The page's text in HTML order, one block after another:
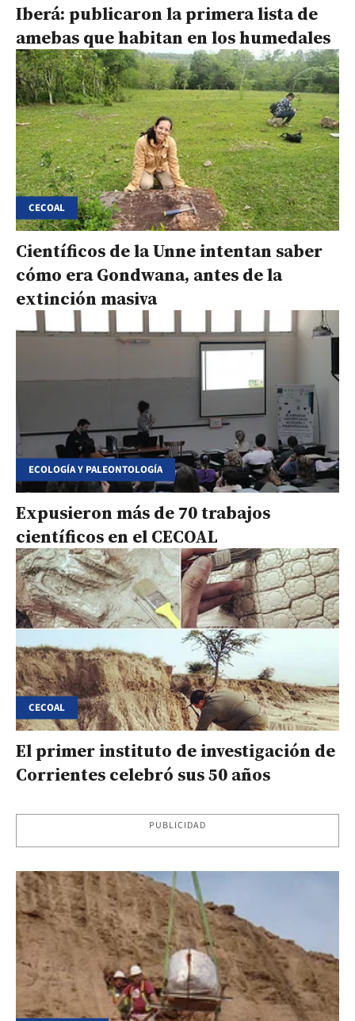
Iberá: publicaron la primera lista de
amebas que habitan en los humedales
CECOAL
Científicos de la Unne intentan saber
cómo era Gondwana, antes de la
extinción masiva
ECOLOGÍA Y PALEONTOLOGÍA
Expusieron más de 70 trabajos
científicos en el CECOAL
CECOAL
El primer instituto de investigación de
Corrientes celebró sus 50 años
PUBLICIDAD